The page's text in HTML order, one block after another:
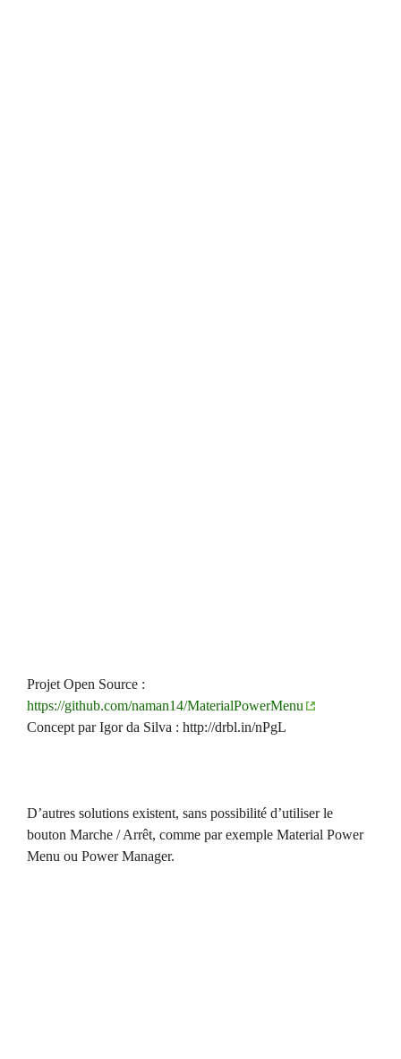
Projet Open Source :
https://github.com/naman14/MaterialPowerMenu
Concept par Igor da Silva : http://drbl.in/nPgL
D’autres solutions existent, sans possibilité d’utiliser le
bouton Marche / Arrêt, comme par exemple Material Power
Menu ou Power Manager.